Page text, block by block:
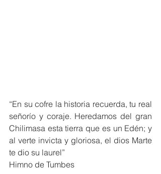
“En su cofre la historia recuerda, tu real
señorío y coraje. Heredamos del gran
Chilimasa esta tierra que es un Edén; y
al verte invicta y gloriosa, el dios Marte
te dio su laurel”
Himno de Tumbes